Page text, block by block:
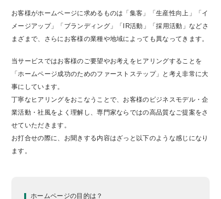
お客様がホームページに求めるものは「集客」「生産性向上」「イ
メージアップ」「ブランディング」「IR活動」「採用活動」などさ
まざまで、さらにお客様の業種や地域によっても異なってきます。
当サービスではお客様のご要望やお考えをヒアリングすることを
「ホームページ成功のためのファーストステップ」と考え非常に大
事にしています。
丁寧なヒアリングをおこなうことで、お客様のビジネスモデル・企
業活動・社風をよく理解し、専門家ならではの高品質なご提案をさ
せていただきます。
お打合せの際に、お聞きする内容はざっと以下のような感じになり
ます。
ホームページの目的は？